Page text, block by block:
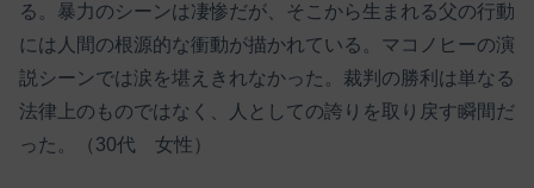
る。暴力のシーンは凄惨だが、そこから生まれる父の行動
には人間の根源的な衝動が描かれている。マコノヒーの演
説シーンでは涙を堪えきれなかった。裁判の勝利は単なる
法律上のものではなく、人としての誇りを取り戻す瞬間だ
った。（30代 女性）